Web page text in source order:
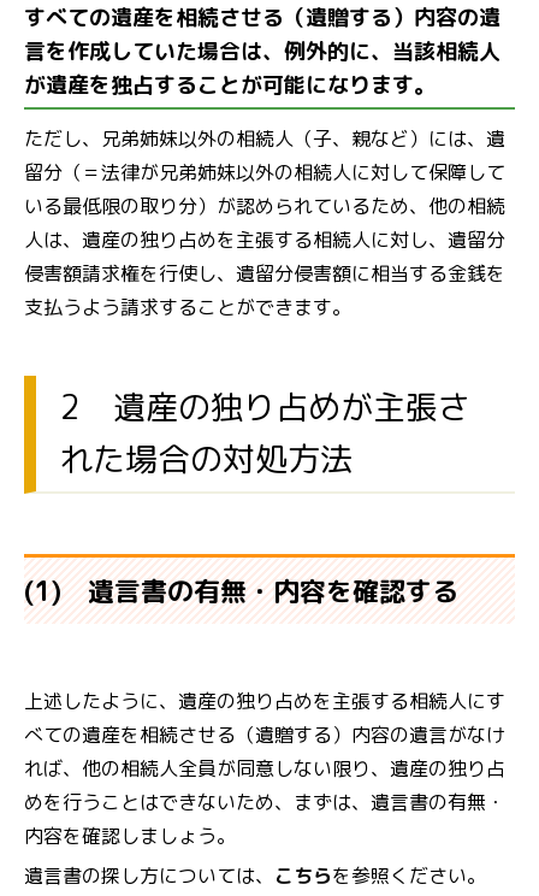
すべての遺産を相続させる（遺贈する）内容の遺
言を作成していた場合は、例外的に、当該相続人
が遺産を独占することが可能になります。
ただし、兄弟姉妹以外の相続人（子、親など）には、遺
留分（＝法律が兄弟姉妹以外の相続人に対して保障して
いる最低限の取り分）が認められているため、他の相続
人は、遺産の独り占めを主張する相続人に対し、遺留分
侵害額請求権を行使し、遺留分侵害額に相当する金銭を
支払うよう請求することができます。
2 遺産の独り占めが主張さ
れた場合の対処方法
(1) 遺言書の有無・内容を確認する
上述したように、遺産の独り占めを主張する相続人にす
べての遺産を相続させる（遺贈する）内容の遺言がなけ
れば、他の相続人全員が同意しない限り、遺産の独り占
めを行うことはできないため、まずは、遺言書の有無・
内容を確認しましょう。
遺言書の探し方については、 こちらを参照ください。